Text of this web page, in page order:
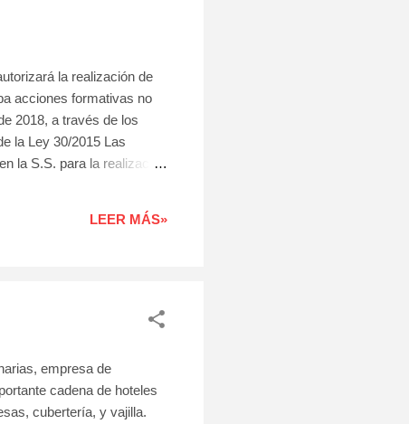
la realización de
acciones formativas no
2018, a través de los
la Ley 30/2015 Las
la S.S. para la realización
LEER MÁS»
empresa de
cadena de hoteles
cubertería, y vajilla.